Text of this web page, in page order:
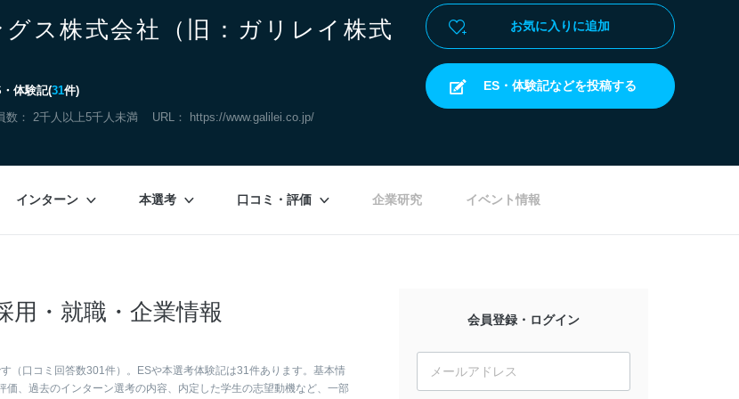
ス株式会社（旧：ガリレイ株式
体験記(31件)
数： 2千人以上5千人未満 URL： https://www.galilei.co.jp/
お気に入りに追加
ES・体験記などを投稿する
インターン 本選考 口コミ・評価 企業研究 イベント情報
・就職・企業情報
（口コミ回答数301件）。ESや本選考体験記は31件あります。基本情
、過去のインターン選考の内容、内定した学生の志望動機など、一部
会員登録・ログイン